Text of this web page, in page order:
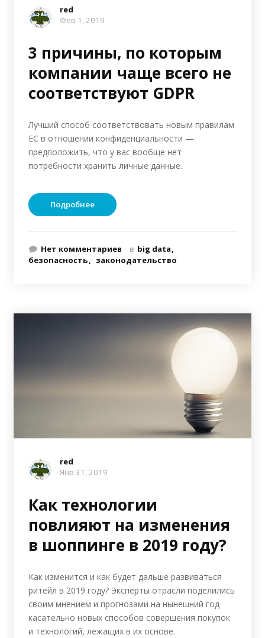
red
Фев 1, 2019
3 причины, по которым
компании чаще всего не
соответствуют GDPR
Лучший способ соответствовать новым правилам
ЕС в отношении конфиденциальности —
предположить, что у вас вообще нет
потребности хранить личные данные.
Подробнее
Нет комментариев в big data
безопасность
законодательство
red
Янв 31, 2019
Как технологии
повлияют на изменения
в шоппинге в 2019 году?
Как изменится и как будет дальше развиваться
ритейл в 2019 году? Эксперты отрасли поделились
своим мнением и прогнозами на нынешний год
касательно новых способов совершения покупок
и технологий, лежащих в их основе.